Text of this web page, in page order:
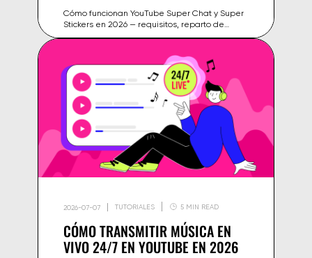
Cómo funcionan YouTube Super Chat y Super
Stickers en 2026 — requisitos, reparto de
ingresos, países compatibles y consejos para
2026-07-07 TUTORIALES 5 MIN READ
CÓMO TRANSMITIR MÚSICA EN
VIVO 24/7 EN YOUTUBE EN 2026